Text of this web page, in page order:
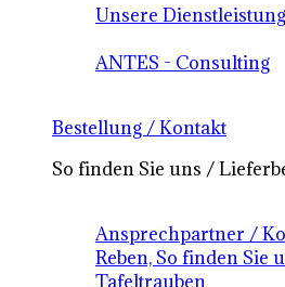
Unsere
ANTES - Consulting
Bestellung / Kontakt
So finden Sie uns /
Ansprechpartner /
Reben, So finden Sie
Tafeltrauben